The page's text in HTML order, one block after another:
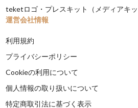
teketロゴ・プレスキット（メディアキッ
運営会社情報
利用規約
プライバシーポリシー
Cookieの利用について
個人情報の取り扱いについて
特定商取引法に基づく表示